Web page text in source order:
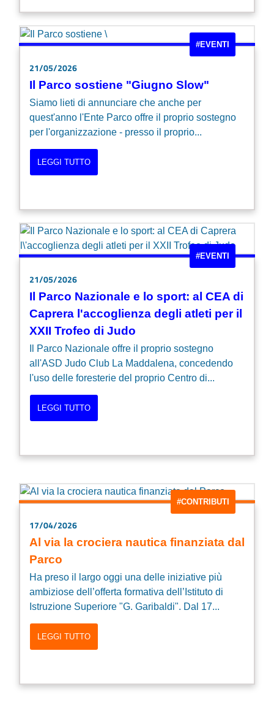
#EVENTI
21/05/2026
Il Parco sostiene "Giugno Slow"
Siamo lieti di annunciare che anche per
quest'anno l'Ente Parco offre il proprio sostegno
per l'organizzazione - presso il proprio...
LEGGI TUTTO
#EVENTI
21/05/2026
Il Parco Nazionale e lo sport: al CEA di
Caprera l'accoglienza degli atleti per il
XXII Trofeo di Judo
Il Parco Nazionale offre il proprio sostegno
all'ASD Judo Club La Maddalena, concedendo
l'uso delle foresterie del proprio Centro di...
LEGGI TUTTO
#CONTRIBUTI
17/04/2026
Al via la crociera nautica finanziata dal
Parco
Ha preso il largo oggi una delle iniziative più
ambiziose dell’offerta formativa dell’Istituto di
Istruzione Superiore "G. Garibaldi". Dal 17...
LEGGI TUTTO